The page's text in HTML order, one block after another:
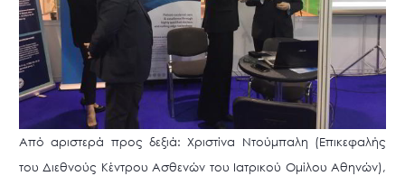
Από αριστερά προς δεξιά: Χριστίνα Ντούμπαλη (Επικεφαλής
του Διεθνούς Κέντρου Ασθενών του Ιατρικού Ομίλου Αθηνών),